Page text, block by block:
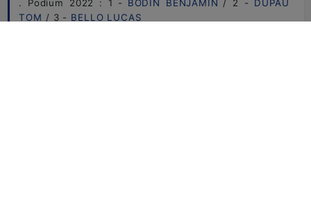
. Podium 2022 : 1 -
BODIN BENJAMIN / 2 - DUPAU
TOM / 3 - BELLO LUCAS